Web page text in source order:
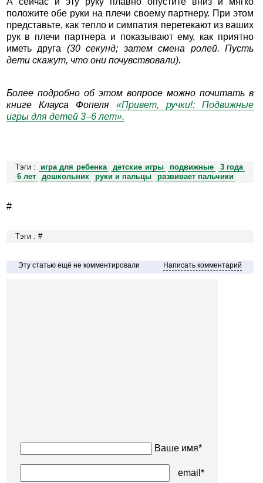
положите обе руки на плечи своему партнеру. При этом
представьте, как тепло и симпатия перетекают из ваших
рук в плечи партнера и показывают ему, как приятно
иметь друга (30 секунд; затем смена ролей. Пусть
дети скажут, что они почувствовали).
Более подробно об этом вопросе можно почитать в
книге Клауса Фопеля «Привет, ручки!: Подвижные
игры для детей 3–6 лет».
Тэги : игра для ребенка детские игры подвижные
3 года
6 лет
дошкольник руки и пальцы развивает пальчики
#
Тэги : #
Эту статью ещё не комментировали Написать комментарий
Ваше имя*
email*